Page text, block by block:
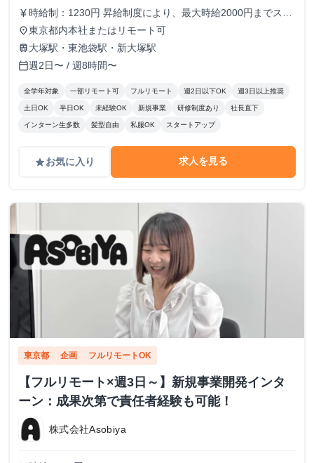
currency_yen 時給制：1230円 昇給制度により、最大時給2000円までステ
ップアップ可能です メンバーの半分以上が女性のため、女
性も働きやすい環境です！
place東京都内本社またはリモート可
train 大塚駅・東池袋駅・新大塚駅
calendar_today週2日〜 / 週8時間〜
全学年対象 一部リモート可 フルリモート 週2日以下OK 週3日以上推奨
土日OK 半日OK 未経験OK 新規事業 研修制度あり 社長直下
インターン生多数 髪型自由 私服OK スタートアップ
gradeお気に入り 求人を見る
東京都 企画 フルリモートOK
【フルリモート×週3日～】新規事業開発インタ
ーン：成果次第で責任者経験も可能！
株式会社Asobiya